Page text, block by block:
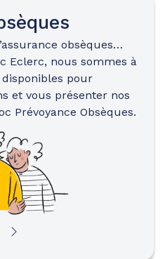
obsèques…
Eclerc, nous sommes à
pour
et vous présenter nos
Prévoyance Obsèques.